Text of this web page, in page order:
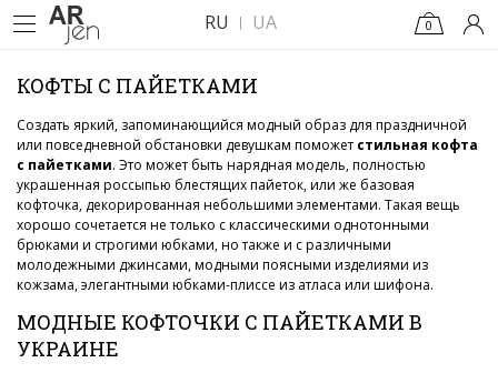
RU UA 0
КОФТЫ С ПАЙЕТКАМИ
Создать яркий, запоминающийся модный образ для праздничной
или повседневной обстановки девушкам поможет стильная кофта
с пайетками. Это может быть нарядная модель, полностью
украшенная россыпью блестящих пайеток, или же базовая
кофточка, декорированная небольшими элементами. Такая вещь
хорошо сочетается не только с классическими однотонными
брюками и строгими юбками, но также и с различными
молодежными джинсами, модными поясными изделиями из
кожзама, элегантными юбками-плиссе из атласа или шифона.
МОДНЫЕ КОФТОЧКИ С ПАЙЕТКАМИ В
УКРАИНЕ